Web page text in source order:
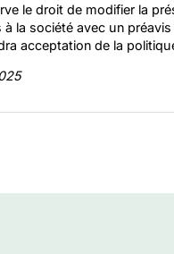
le droit de modifier la
la société avec un
acceptation de la